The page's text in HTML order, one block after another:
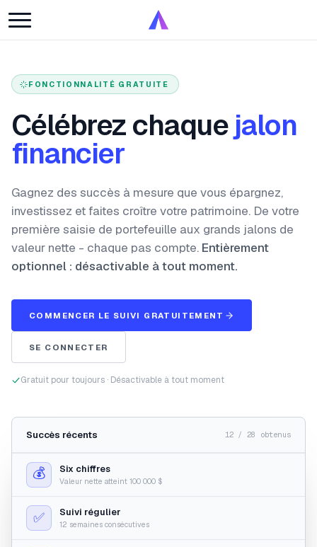
FONCTIONNALITÉ GRATUITE
Célébrez chaquejalon
financier
Gagnez des succès à mesure que vous épargnez,
investissez et faites croître votre patrimoine. De votre
première saisie de portefeuille aux grands jalons de
valeur nette - chaque pas compte. Entièrement
optionnel : désactivable à tout moment.
COMMENCER LE SUIVI GRATUITEMENT
SE CONNECTER
Gratuit pour toujours · Désactivable à tout moment
Succès récents 12 / 28 obtenus
💰 Six chiffres
Valeur nette atteint 100 000 $
✅ Suivi régulier
12 semaines consécutives